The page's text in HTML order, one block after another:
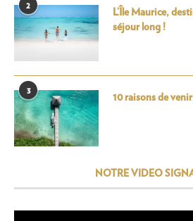
2
L’Île Maurice,
séjour long !
3
10 raisons de
NOTRE VIDEO